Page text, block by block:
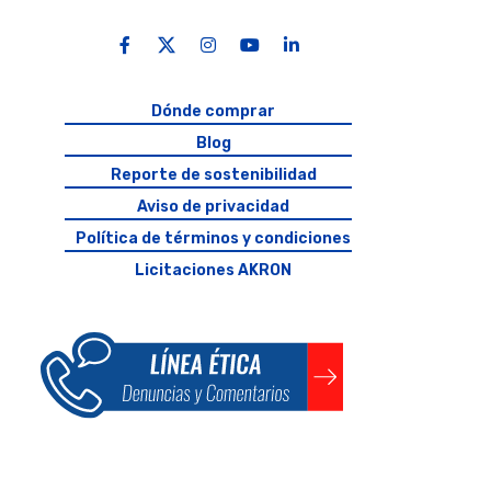
Dónde comprar
Blog
Reporte de sostenibilidad
Aviso de privacidad
Política de términos y condiciones
Licitaciones AKRON